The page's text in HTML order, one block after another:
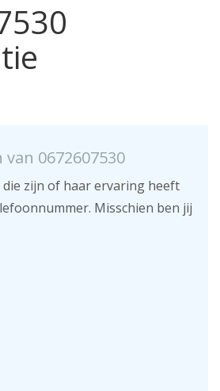
0672607530
die zijn of haar ervaring heeft
Misschien ben jij